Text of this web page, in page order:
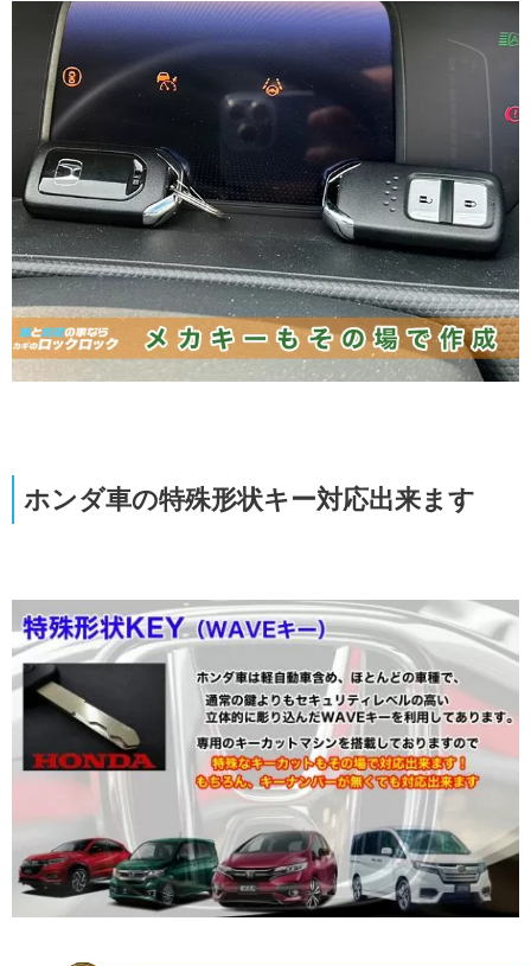
ホンダ車の特殊形状キー対応出来ます